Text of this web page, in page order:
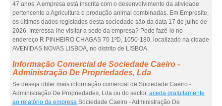
47 anos. A empresa está inscrita com o desenvolvimento da atividade
pertencente a Agricultura e produção animal combinadas. Em Empresite,
os últimos dados registados desta sociedade são da data 17 de julho de
2026. Interessa-lhe visitar a sede da empresa? Pode fazê-lo no
endereço R PINHEIRO CHAGAS 70 1ºD, 1050-180, localizado na cidade
AVENIDAS NOVAS LISBOA, no distrito de LISBOA.
Informação Comercial de Sociedade Caeiro -
Administração De Propriedades, Lda
Se deseja obter mais informação comercial de Sociedade Caeiro -
Administração De Propriedades, Lda ou do sector, aceda gratuitamente
ao relatório da empresa Sociedade Caeiro - Administração De